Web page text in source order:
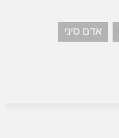
אדם סיני